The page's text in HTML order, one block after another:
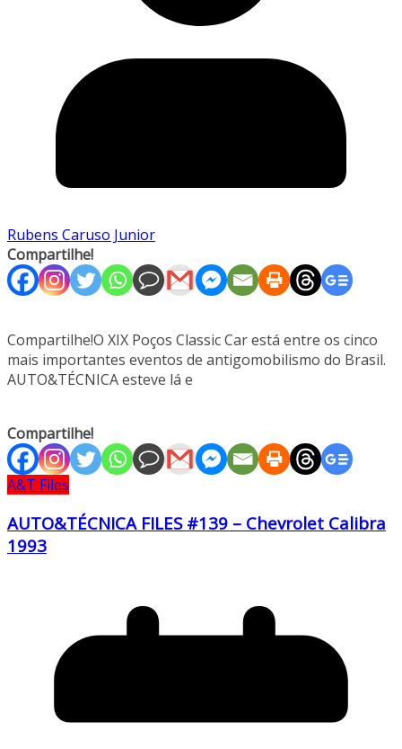
Rubens Caruso Junior
Compartilhe!
Compartilhe!O XIX Poços Classic Car está entre os cinco
mais importantes eventos de antigomobilismo do Brasil.
AUTO&TÉCNICA esteve lá e
Compartilhe!
A&T Files
AUTO&TÉCNICA FILES #139 – Chevrolet Calibra
1993